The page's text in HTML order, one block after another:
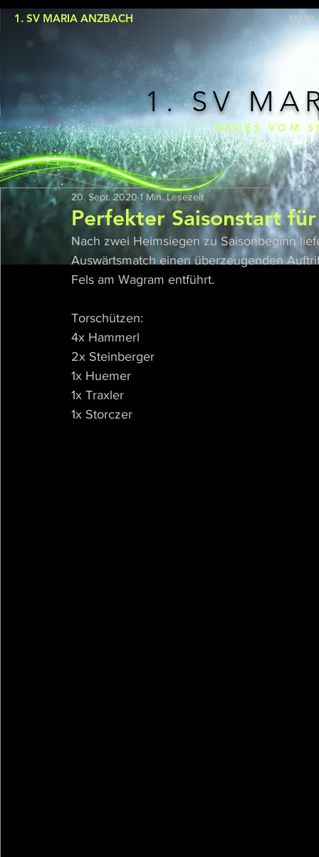
1. SV MARIA ANZBACH START
1. SV
NEUES VOM
Perfekter Saisonstart
20. Sept. 2020 1 Min. Lesezeit
Nach zwei Heimsiegen zu Saisonbeginn
Auswärtsmatch einen überzeugenden
Fels am Wagram entführt.
Torschützen:
4x Hammerl
2x Steinberger
1x Huemer
1x Traxler
1x Storczer